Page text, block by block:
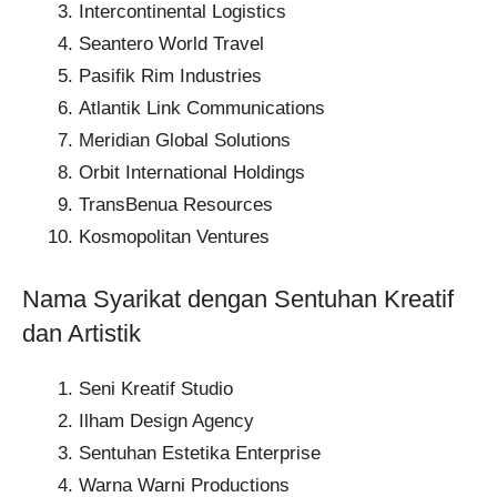
Intercontinental Logistics​
Seantero World Travel​
Pasifik Rim Industries​
Atlantik Link Communications​
Meridian Global Solutions​
Orbit International Holdings​
TransBenua Resources
Kosmopolitan Ventures
Nama Syarikat dengan Sentuhan Kreatif
dan Artistik
Seni Kreatif Studio
Ilham Design Agency
Sentuhan Estetika Enterprise
Warna Warni Productions